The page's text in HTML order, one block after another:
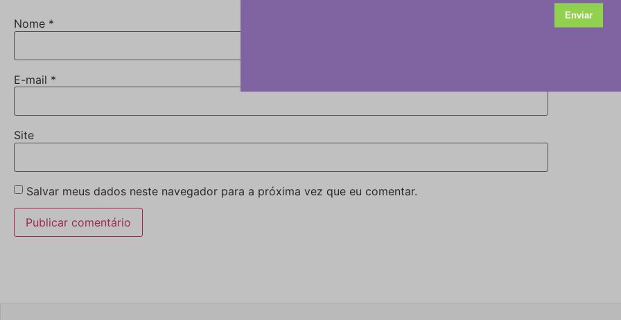
Nome *
E-mail *
Site
Salvar meus dados neste navegador para a próxima vez que eu comentar.